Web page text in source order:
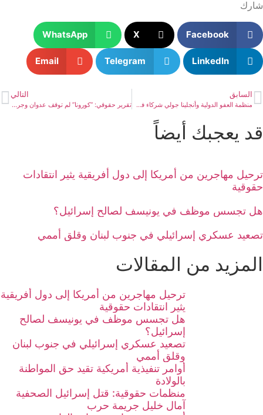
شارك
Facebook
X
WhatsApp
LinkedIn
Telegram
Email
السابق
منظمة العفو الدولية وأنجلينا جولي شركاء في إعداد كتاب حول حقوق الطفل
التالي
تقرير حقوقي: “كورونا” لم توقف عدوان وجرائم المستوطنين
قد يعجبك أيضاً
ترحيل مهاجرين من أمريكا إلى دول أفريقية يثير انتقادات
حقوقية
هل تجسس موظف في يونيسف لصالح إسرائيل؟
تصعيد عسكري إسرائيلي في جنوب لبنان وقلق أممي
المزيد من المقالات
ترحيل مهاجرين من أمريكا إلى دول أفريقية
يثير انتقادات حقوقية
هل تجسس موظف في يونيسف لصالح
إسرائيل؟
تصعيد عسكري إسرائيلي في جنوب لبنان
وقلق أممي
أوامر تنفيذية أمريكية تقيد حق المواطنة
بالولادة
منظمات حقوقية: قتل إسرائيل الصحفية
آمال خليل جريمة حرب